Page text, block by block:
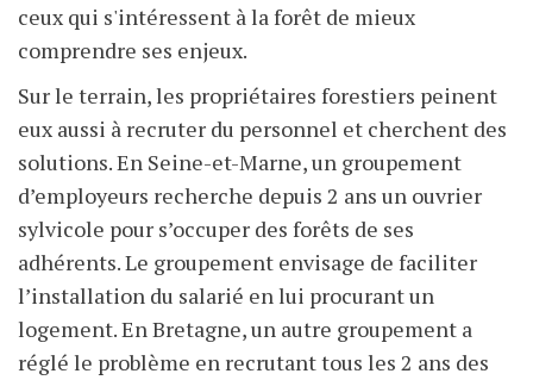
ceux qui s'intéressent à la forêt de mieux
comprendre ses enjeux.
Sur le terrain, les propriétaires forestiers peinent
eux aussi à recruter du personnel et cherchent des
solutions. En Seine-et-Marne, un groupement
d’employeurs recherche depuis 2 ans un ouvrier
sylvicole pour s’occuper des forêts de ses
adhérents. Le groupement envisage de faciliter
l’installation du salarié en lui procurant un
logement. En Bretagne, un autre groupement a
réglé le problème en recrutant tous les 2 ans des